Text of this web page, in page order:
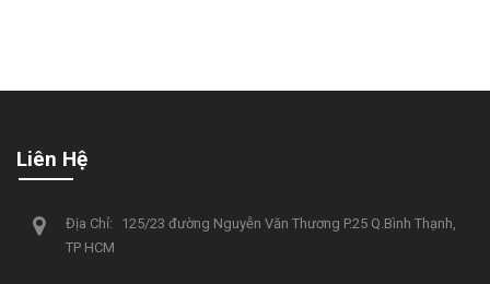
Liên Hệ
Địa Chỉ:
125/23 đường Nguyễn Văn Thương P.25 Q.Bình Thạnh,
TP HCM